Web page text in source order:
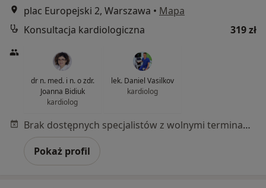
plac Europejski 2, Warszawa • Mapa
Konsultacja kardiologiczna
319 zł
dr n. med. i n. o zdr.
Joanna Bidiuk
kardiolog
lek. Daniel Vasilkov
kardiolog
Brak dostępnych specjalistów z wolnymi terminami w tym centrum medycznym.
Pokaż profil